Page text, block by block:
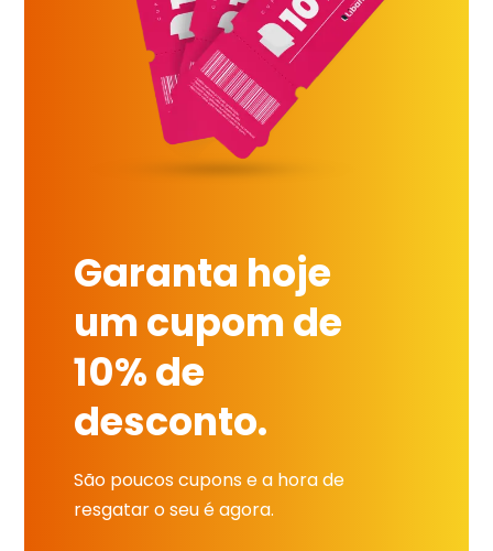
Garanta hoje
um cupom de
10% de
desconto.
São poucos cupons e a hora de
resgatar o seu é agora.